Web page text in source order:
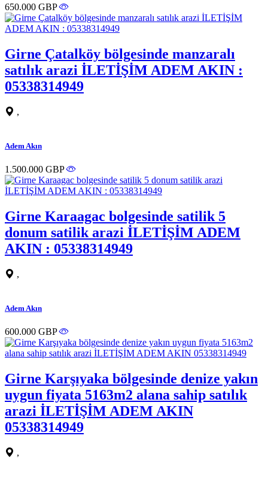
650.000 GBP
Girne Çatalköy bölgesinde manzaralı
satılık arazi İLETİŞİM ADEM AKIN :
05338314949
,
Adem Akın
1.500.000 GBP
Girne Karaagac bolgesinde satilik 5
donum satilik arazi İLETİŞİM ADEM
AKIN : 05338314949
,
Adem Akın
600.000 GBP
Girne Karşıyaka bölgesinde denize yakın
uygun fiyata 5163m2 alana sahip satılık
arazi İLETİŞİM ADEM AKIN
05338314949
,